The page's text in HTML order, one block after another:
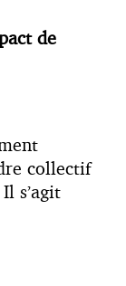
de
collectif
s’agit